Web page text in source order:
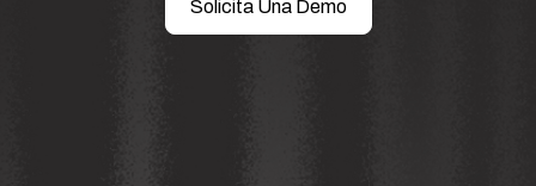
Solicita Una Demo